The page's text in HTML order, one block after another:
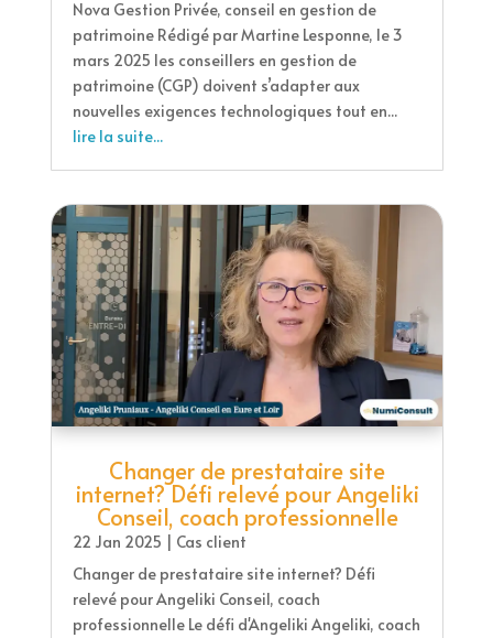
Nova Gestion Privée, conseil en gestion de
patrimoine Rédigé par Martine Lesponne, le 3
mars 2025 les conseillers en gestion de
patrimoine (CGP) doivent s’adapter aux
nouvelles exigences technologiques tout en...
lire la suite...
Changer de prestataire site
internet? Défi relevé pour Angeliki
Conseil, coach professionnelle
22 Jan 2025 | Cas client
Changer de prestataire site internet? Défi
relevé pour Angeliki Conseil, coach
professionnelle Le défi d'Angeliki Angeliki, coach